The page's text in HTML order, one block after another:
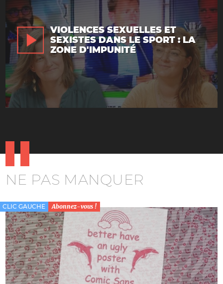
VIOLENCES SEXUELLES ET
SEXISTES DANS LE SPORT : LA
ZONE D'IMPUNITÉ
NE PAS MANQUER
CLIC GAUCHE Abonnez-vous !